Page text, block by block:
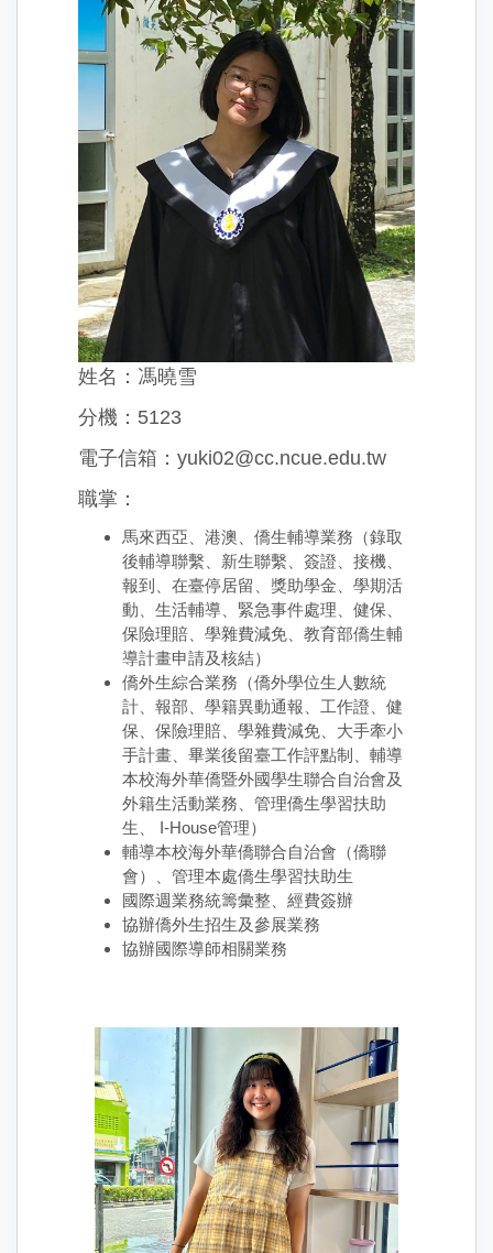
姓名：馮曉雪
分機：5123
電子信箱：yuki02@cc.ncue.edu.tw
職掌：
馬來西亞、港澳、僑生輔導業務（錄取
後輔導聯繫、新生聯繫、簽證、接機、
報到、在臺停居留、獎助學金、學期活
動、生活輔導、緊急事件處理、健保、
保險理賠、學雜費減免、教育部僑生輔
導計畫申請及核結）
僑外生綜合業務（僑外學位生人數統
計、報部、學籍異動通報、工作證、健
保、保險理賠、學雜費減免、大手牽小
手計畫、畢業後留臺工作評點制、輔導
本校海外華僑暨外國學生聯合自治會及
外籍生活動業務、管理僑生學習扶助
生、 I-House管理）
輔導本校海外華僑聯合自治會（僑聯
會）、管理本處僑生學習扶助生
國際週業務統籌彙整、經費簽辦
協辦僑外生招生及參展業務
協辦國際導師相關業務